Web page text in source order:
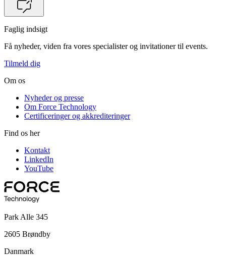
Faglig indsigt
Få nyheder, viden fra vores specialister og invitationer til events.
Tilmeld dig
Om os
Nyheder og presse
Om Force Technology
Certificeringer og akkrediteringer
Find os her
Kontakt
LinkedIn
YouTube
Park Alle 345
2605 Brøndby
Danmark